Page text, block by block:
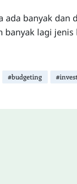
banyak dan
lagi jenis
#budgeting